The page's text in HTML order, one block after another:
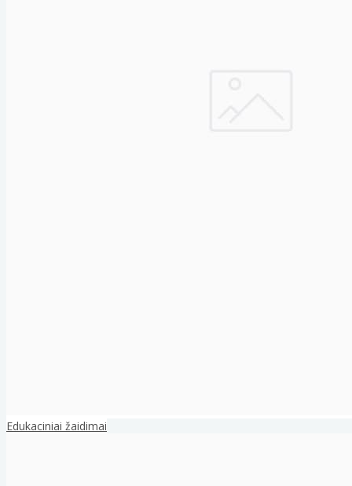
Edukaciniai žaidimai